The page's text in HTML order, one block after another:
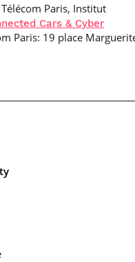
Paris, Institut
Cars & Cyber
Paris: 19 place